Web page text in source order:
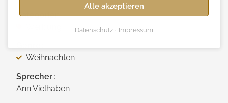
Kategorien
Genre
Weihnachten
Sprecher
Ann Vielhaben
Alle akzeptieren
Datenschutz Impressum